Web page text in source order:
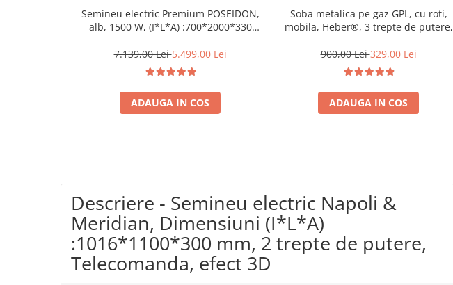
Baterii de bucatarie
Betoniere si vibratoare beton
Produse uz casnic
Seminee electrice
Convectoare si aeroterme electrice
Semineu electric Premium POSEIDON,
alb, 1500 W, (I*L*A) :700*2000*330
7.139,00 Lei5.499,00 Lei
ADAUGA IN COS
Soba metalica pe gaz GPL, cu roti,
mobila, Heber®, 3 trepte de putere,
900,00 Lei329,00 Lei
ADAUGA IN COS
Descriere - Semineu electric Napoli &
Meridian, Dimensiuni (I*L*A)
:1016*1100*300 mm, 2 trepte de putere,
Telecomanda, efect 3D